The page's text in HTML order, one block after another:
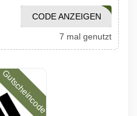
GS21-10PLCUHR
CODE ANZEIGEN
7 mal genutzt
Gutscheincode